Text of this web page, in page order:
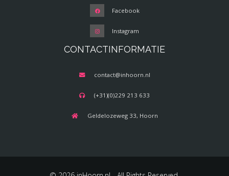
Facebook
Instagram
CONTACTINFORMATIE
contact@inhoorn.nl
(+31)(0)229 213 633
Geldelozeweg 33, Hoorn